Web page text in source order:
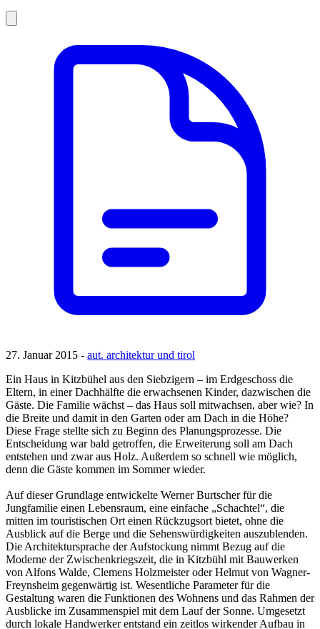
27. Januar 2015 - aut. architektur und tirol
Ein Haus in Kitzbühel aus den Siebzigern – im Erdgeschoss die
Eltern, in einer Dachhälfte die erwachsenen Kinder, dazwischen die
Gäste. Die Familie wächst – das Haus soll mitwachsen, aber wie? In
die Breite und damit in den Garten oder am Dach in die Höhe?
Diese Frage stellte sich zu Beginn des Planungsprozesse. Die
Entscheidung war bald getroffen, die Erweiterung soll am Dach
entstehen und zwar aus Holz. Außerdem so schnell wie möglich,
denn die Gäste kommen im Sommer wieder.
Auf dieser Grundlage entwickelte Werner Burtscher für die
Jungfamilie einen Lebensraum, eine einfache „Schachtel“, die
mitten im touristischen Ort einen Rückzugsort bietet, ohne die
Ausblick auf die Berge und die Sehenswürdigkeiten auszublenden.
Die Architektursprache der Aufstockung nimmt Bezug auf die
Moderne der Zwischenkriegszeit, die in Kitzbühl mit Bauwerken
von Alfons Walde, Clemens Holzmeister oder Helmut von Wagner-
Freynsheim gegenwärtig ist. Wesentliche Parameter für die
Gestaltung waren die Funktionen des Wohnens und das Rahmen der
Ausblicke im Zusammenspiel mit dem Lauf der Sonne. Umgesetzt
durch lokale Handwerker entstand ein zeitlos wirkender Aufbau in